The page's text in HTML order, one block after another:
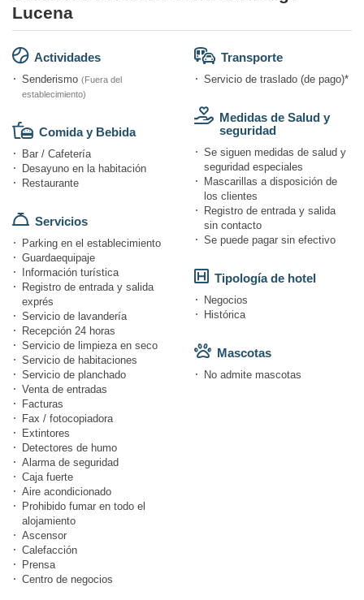
Lucena
Actividades
Senderismo (Fuera del
establecimiento)
Comida y Bebida
Bar / Cafetería
Desayuno en la habitación
Restaurante
Servicios
Parking en el establecimiento
Guardaequipaje
Información turística
Registro de entrada y salida
exprés
Servicio de lavandería
Recepción 24 horas
Servicio de limpieza en seco
Servicio de habitaciones
Servicio de planchado
Venta de entradas
Facturas
Fax / fotocopiadora
Extintores
Detectores de humo
Alarma de seguridad
Caja fuerte
Aire acondicionado
Prohibido fumar en todo el
alojamiento
Ascensor
Calefacción
Prensa
Centro de negocios
Transporte
Servicio de traslado (de pago)*
Medidas de Salud y
seguridad
Se siguen medidas de salud y
seguridad especiales
Mascarillas a disposición de
los clientes
Registro de entrada y salida
sin contacto
Se puede pagar sin efectivo
Tipología de hotel
Negocios
Histórica
Mascotas
No admite mascotas